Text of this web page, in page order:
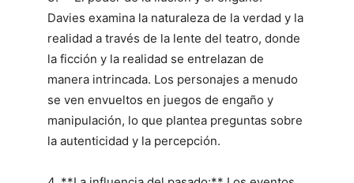
Davies examina la naturaleza de la verdad y la
realidad a través de la lente del teatro, donde
la ficción y la realidad se entrelazan de
manera intrincada. Los personajes a menudo
se ven envueltos en juegos de engaño y
manipulación, lo que plantea preguntas sobre
la autenticidad y la percepción.